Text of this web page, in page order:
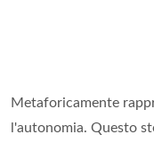
Metaforicamente
l'autonomia. Questo